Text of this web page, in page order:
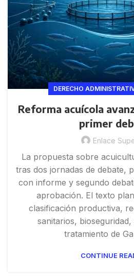
DERECHO
Reforma acuícola
primer
Enlace
La propuesta sobre
tras dos jornadas de debate,
con informe y segundo
aprobación. El texto
clasificación productiva,
sanitarios,
tratamiento de
CONTINUE